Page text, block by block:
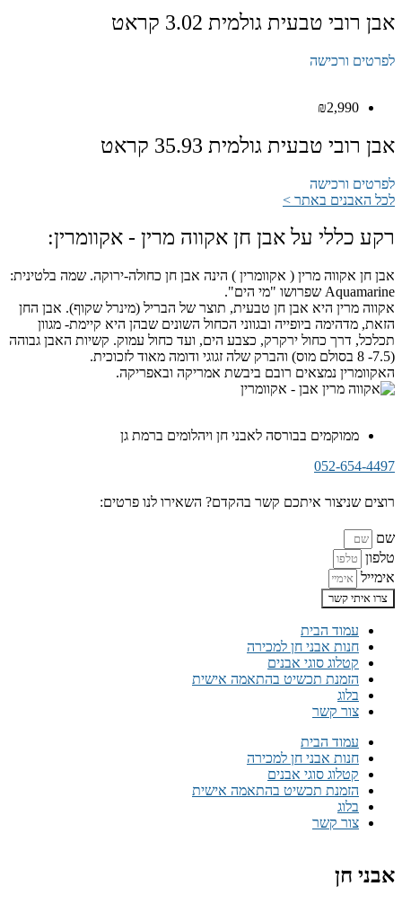
אבן רובי טבעית גולמית 3.02 קראט
לפרטים ורכישה
₪2,990
אבן רובי טבעית גולמית 35.93 קראט
לפרטים ורכישה
לכל האבנים באתר >
רקע כללי על אבן חן אקווה מרין - אקוומרין:
אבן חן אקווה מרין ( אקוומרין ) הינה אבן חן כחולה-ירוקה. שמה בלטינית:
Aquamarine שפרושו "מי הים".
אקווה מרין היא אבן חן טבעית, תוצר של הבריל (מינרל שקוף). אבן החן
הזאת, מדהימה ביופייה ובגווני הכחול השונים שבהן היא קיימת- מגוון
תכלכל, דרך כחול ירקרק, כצבע הים, ועד כחול עמוק. קשיות האבן גבוהה
(7.5- 8 בסולם מוס) והברק שלה זגוגי ודומה מאוד לזכוכית.
האקוומרין נמצאים רובם ביבשת אמריקה ובאפריקה.
ממוקמים בבורסה לאבני חן ויהלומים ברמת גן
052-654-4497
רוצים שניצור איתכם קשר בהקדם? השאירו לנו פרטים:
שם
טלפון
אימייל
צרו איתי קשר
עמוד הבית
חנות אבני חן למכירה
קטלוג סוגי אבנים
הזמנת תכשיט בהתאמה אישית
בלוג
צור קשר
עמוד הבית
חנות אבני חן למכירה
קטלוג סוגי אבנים
הזמנת תכשיט בהתאמה אישית
בלוג
צור קשר
אבני חן